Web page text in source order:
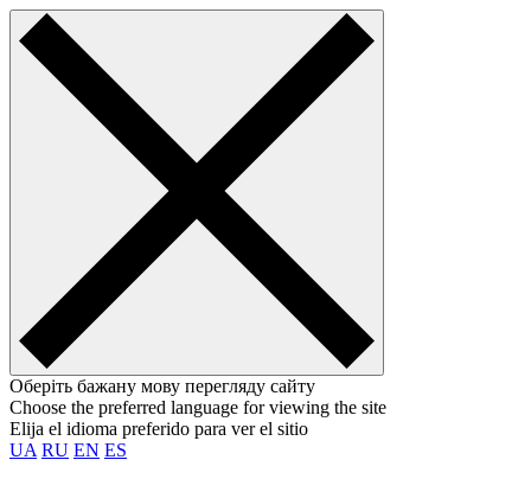
Оберіть бажану мову перегляду сайту
Choose the preferred language for viewing the site
Elija el idioma preferido para ver el sitio
UA RU EN ES